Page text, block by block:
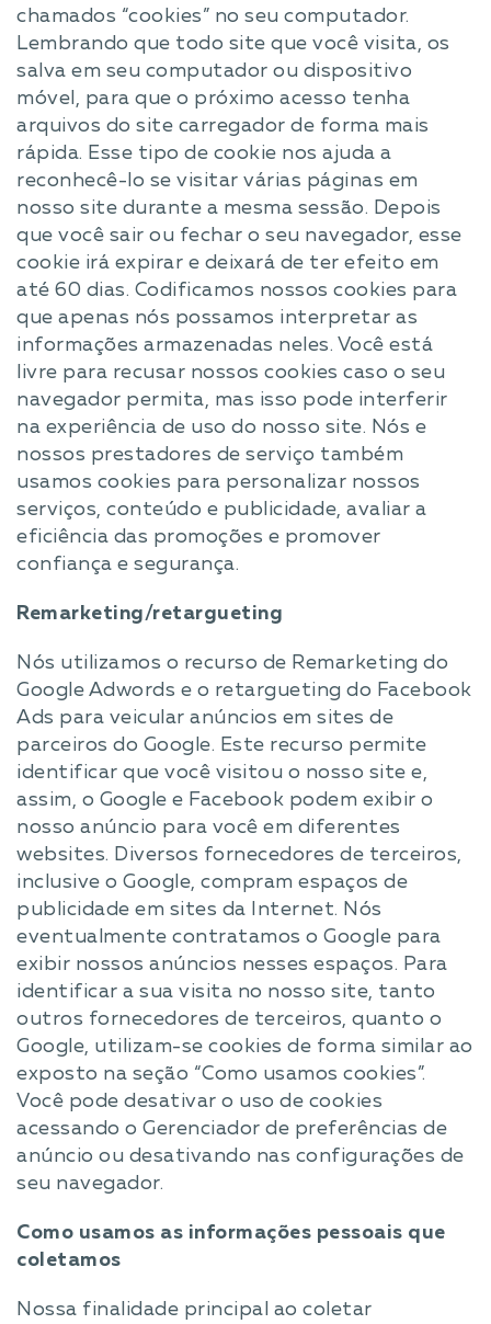
chamados “cookies” no seu computador.
Lembrando que todo site que você visita, os
salva em seu computador ou dispositivo
móvel, para que o próximo acesso tenha
arquivos do site carregador de forma mais
rápida. Esse tipo de cookie nos ajuda a
reconhecê-lo se visitar várias páginas em
nosso site durante a mesma sessão. Depois
que você sair ou fechar o seu navegador, esse
cookie irá expirar e deixará de ter efeito em
até 60 dias. Codificamos nossos cookies para
que apenas nós possamos interpretar as
informações armazenadas neles. Você está
livre para recusar nossos cookies caso o seu
navegador permita, mas isso pode interferir
na experiência de uso do nosso site. Nós e
nossos prestadores de serviço também
usamos cookies para personalizar nossos
serviços, conteúdo e publicidade, avaliar a
eficiência das promoções e promover
confiança e segurança.
Remarketing/retargueting
Nós utilizamos o recurso de Remarketing do
Google Adwords e o retargueting do Facebook
Ads para veicular anúncios em sites de
parceiros do Google. Este recurso permite
identificar que você visitou o nosso site e,
assim, o Google e Facebook podem exibir o
nosso anúncio para você em diferentes
websites. Diversos fornecedores de terceiros,
inclusive o Google, compram espaços de
publicidade em sites da Internet. Nós
eventualmente contratamos o Google para
exibir nossos anúncios nesses espaços. Para
identificar a sua visita no nosso site, tanto
outros fornecedores de terceiros, quanto o
Google, utilizam-se cookies de forma similar ao
exposto na seção “Como usamos cookies”.
Você pode desativar o uso de cookies
acessando o Gerenciador de preferências de
anúncio ou desativando nas configurações de
seu navegador.
Como usamos as informações pessoais que
coletamos
Nossa finalidade principal ao coletar